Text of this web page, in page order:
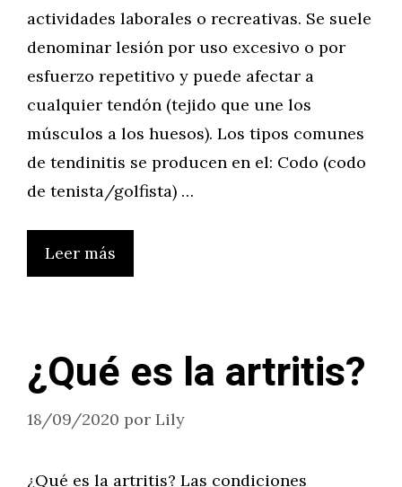
actividades laborales o recreativas. Se suele
denominar lesión por uso excesivo o por
esfuerzo repetitivo y puede afectar a
cualquier tendón (tejido que une los
músculos a los huesos). Los tipos comunes
de tendinitis se producen en el: Codo (codo
de tenista/golfista) …
Leer más
¿Qué es la artritis?
18/09/2020 por Lily
¿Qué es la artritis? Las condiciones